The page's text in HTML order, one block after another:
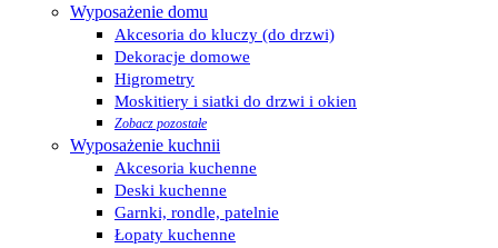
Wyposażenie domu
Akcesoria do kluczy (do drzwi)
Dekoracje domowe
Higrometry
Moskitiery i siatki do drzwi i okien
Zobacz pozostałe
Wyposażenie kuchnii
Akcesoria kuchenne
Deski kuchenne
Garnki, rondle, patelnie
Łopaty kuchenne